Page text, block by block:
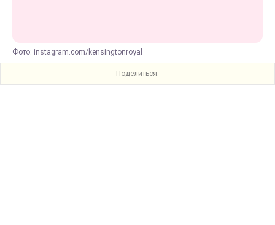
Фото: instagram.com/kensingtonroyal
Поделиться: